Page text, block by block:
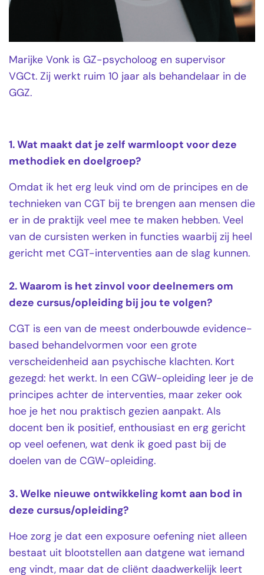
Marijke Vonk is GZ-psycholoog en supervisor
VGCt. Zij werkt ruim 10 jaar als behandelaar in de
GGZ.
1. Wat maakt dat je zelf warmloopt voor deze
methodiek en doelgroep?
Omdat ik het erg leuk vind om de principes en de
technieken van CGT bij te brengen aan mensen die
er in de praktijk veel mee te maken hebben. Veel
van de cursisten werken in functies waarbij zij heel
gericht met CGT-interventies aan de slag kunnen.
2. Waarom is het zinvol voor deelnemers om
deze cursus/opleiding bij jou te volgen?
CGT is een van de meest onderbouwde evidence-
based behandelvormen voor een grote
verscheidenheid aan psychische klachten. Kort
gezegd: het werkt. In een CGW-opleiding leer je de
principes achter de interventies, maar zeker ook
hoe je het nou praktisch gezien aanpakt. Als
docent ben ik positief, enthousiast en erg gericht
op veel oefenen, wat denk ik goed past bij de
doelen van de CGW-opleiding.
3. Welke nieuwe ontwikkeling komt aan bod in
deze cursus/opleiding?
Hoe zorg je dat een exposure oefening niet alleen
bestaat uit blootstellen aan datgene wat iemand
eng vindt, maar dat de cliënt daadwerkelijk leert